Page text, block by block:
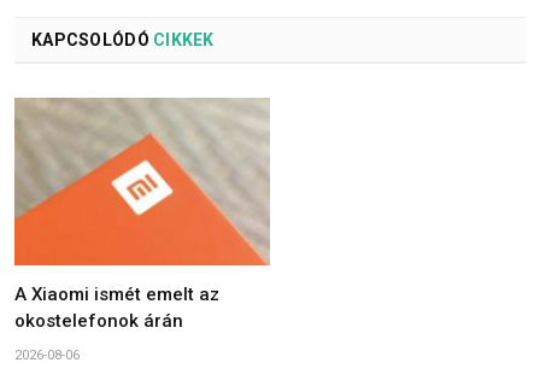
KAPCSOLÓDÓ CIKKEK
A Xiaomi ismét emelt az
okostelefonok árán
2026-08-06